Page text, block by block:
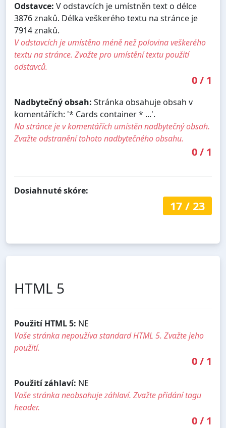
Odstavce: V odstavcích je umístněn text o délce
3876 znaků. Délka veškerého textu na stránce je
7914 znaků.
V odstavcích je umístěno méně než polovina veškerého
textu na stránce. Zvažte pro umístění textu použití
odstavců.
0/ 1
Nadbytečný obsah: Stránka obsahuje obsah v
komentářích: '* Cards container * ...'.
Na stránce je v komentářích umístěn nadbytečný obsah.
Zvažte odstranění tohoto nadbytečného obsahu.
0/ 1
Dosiahnuté skóre:
17/ 23
HTML 5
Použití HTML 5: NE
Vaše stránka nepoužíva standard HTML 5. Zvažte jeho
použití.
0/ 1
Použití záhlaví: NE
Vaše stránka neobsahuje záhlaví. Zvažte přidání tagu
header.
0/ 1